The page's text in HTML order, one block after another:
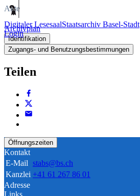
Digitaler LesesaalStaatsarchiv Basel-Stadt
Login
Akte
Archivplan
Identifikation
Zugangs- und Benutzungsbestimmungen
Teilen
Öffnungszeiten
Kontakt
E-Mail stabs@bs.ch
Kanzlei +41 61 267 86 01
Adresse